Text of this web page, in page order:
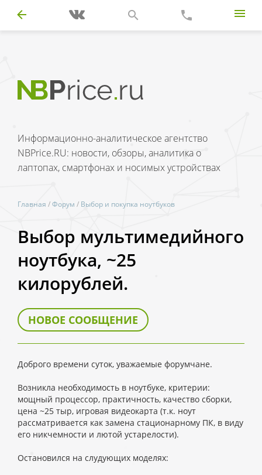
Информационно-аналитическое агентство
NBPrice.RU: новости, обзоры, аналитика о
лаптопах, смартфонах и носимых устройствах
Главная /Форум / Выбор и покупка ноутбуков
Выбор мультимедийного
ноутбука, ~25
килорублей.
НОВОЕ СООБЩЕНИЕ
Доброго времени суток, уважаемые форумчане.
Возникла необходимость в ноутбуке, критерии:
мощный процессор, практичность, качество сборки,
цена ~25 тыр, игровая видеокарта (т.к. ноут
рассматривается как замена стационарному ПК, в виду
его никчемности и лютой устарелости).
Остановился на слудующих моделях: